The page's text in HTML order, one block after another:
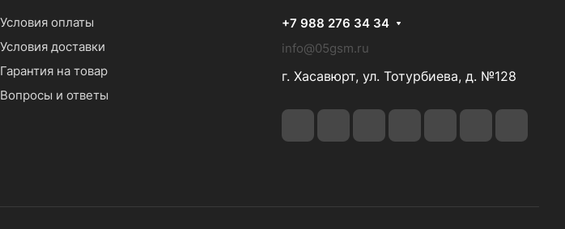
Условия оплаты
Условия доставки
Гарантия на товар
Вопросы и ответы
+7 988 276 34 34
info@05gsm.ru
г. Хасавюрт, ул. Тотурбиева, д. №128